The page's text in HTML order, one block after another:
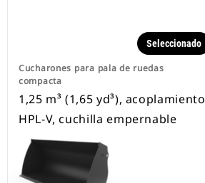
Cucharones para pala de ruedas
compacta
Seleccionado
1,25 m³ (1,65 yd³), acoplamiento
HPL-V, cuchilla empernable